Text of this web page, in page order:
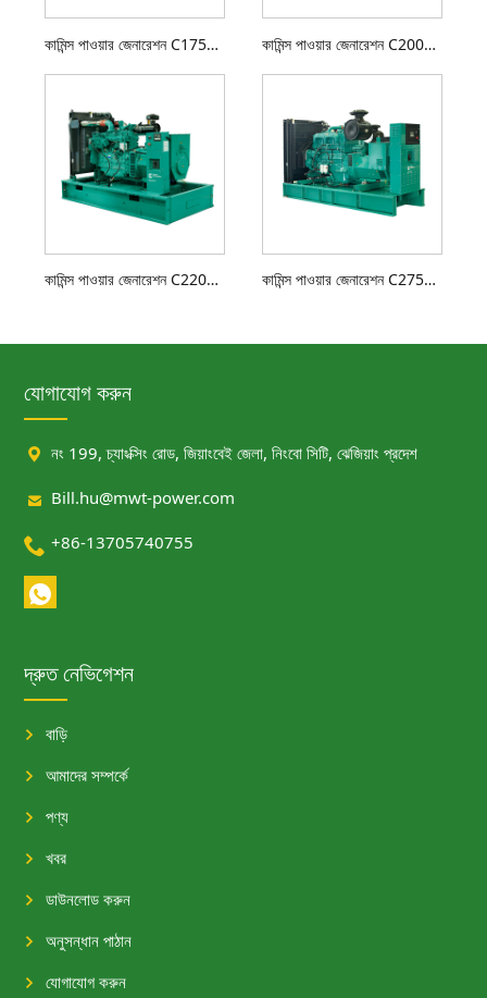
কামিন্স পাওয়ার জেনারেশন C175D5 ডিজেল জেনারেটর সেট কামিন্স পাওয়ার জেনারেশন C200D5 ডিজেল জেনারেটর সেট
কামিন্স পাওয়ার জেনারেশন C220D5 ডিজেল জেনারেটর সেট কামিন্স পাওয়ার জেনারেশন C275D5B ডিজেল জেনারেটর সেট
যোগাযোগ করুন
 নং 199, চ্যাংক্সিং রোড, জিয়াংবেই জেলা, নিংবো সিটি, ঝেজিয়াং প্রদেশ
 Bill.hu@mwt-power.com
 +86-13705740755
দ্রুত নেভিগেশন
বাড়ি
আমাদের সম্পর্কে
পণ্য
খবর
ডাউনলোড করুন
অনুসন্ধান পাঠান
যোগাযোগ করুন